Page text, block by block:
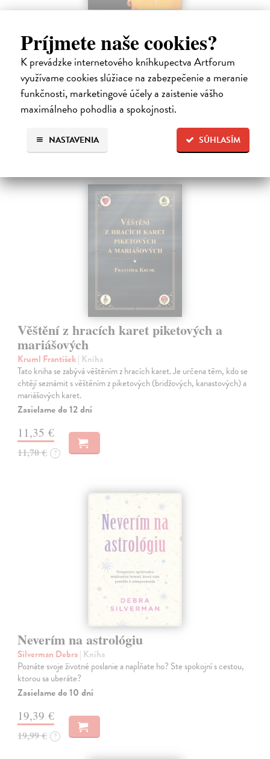
Príjmete naše cookies?
K prevádzke internetového kníhkupectva Artforum
využívame cookies slúžiace na zabezpečenie a meranie
funkčnosti, marketingové účely a zaistenie vášho
maximálneho pohodlia a spokojnosti.
SÚHLASÍM
NASTAVENIA
Noe Miroslav| Kniha
Zpívající mísa je symbolem rituálu, ve kterém se tichem a jeho
přechodnou fází - zvukem - obětuje čas. Zároveň představuje zrcadlo
pravé podstaty jedince, světa a vesmíru, i rozhraní neoddělitelného
stavu…
Zasielame do 12 dní
11,80 € ?
Věštění z hracích karet piketových a
mariášových
Kruml František| Kniha
Tato kniha se zabývá věštěním z hracích karet. Je určena těm, kdo se
chtějí seznámit s věštěním z piketových (bridžových, kanastových) a
mariášových karet.
Zasielame do 12 dní
11,35 €
11,70 € ?
Neverím na astrológiu
Silverman Debra| Kniha
Poznáte svoje životné poslanie a napĺňate ho? Ste spokojní s cestou,
ktorou sa uberáte?
Zasielame do 10 dní
19,39 €
19,99 € ?